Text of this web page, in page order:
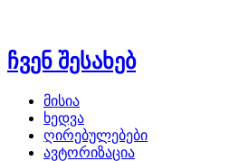
ჩვენ შესახებ
მისია
ხედვა
ღირებულებები
ავტორიზაცია